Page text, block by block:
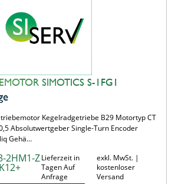
SIMOTICS S-1FG1
Kegelradgetriebe B29 Motortyp CT
Absolutwertgeber Single-Turn Encoder
Gehä…
2HM1-ZLieferzeit in
Tagen Auf
Anfrage
exkl. MwSt. |
kostenloser
Versand